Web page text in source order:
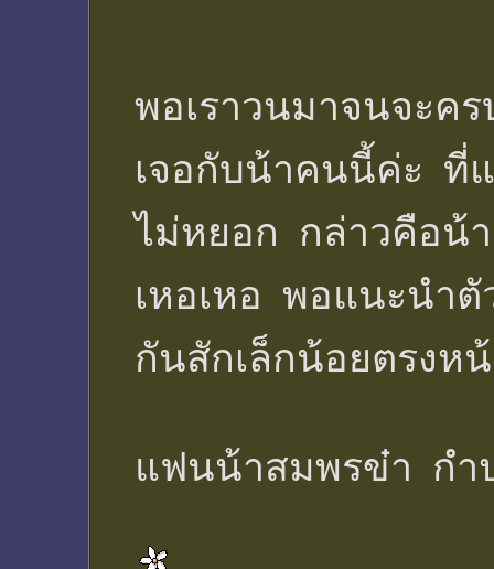
พอเราวนมาจนจะค
เจอกับน้าคนนี้ค่ะ
ไม่หยอก กล่าวคือน้า
เหอเหอ พอแนะนำตั
กันสักเล็กน้อยตรงห
แฟนน้าสมพรข๋า กำ